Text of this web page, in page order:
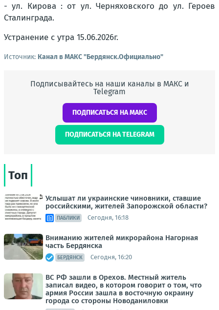
- ул. Кирова : от ул. Черняховского до ул. Героев
Сталинграда.
Устранение с утра 15.06.2026г.
Источник: Канал в МАКС "Бердянск.Официально"
Подписывайтесь на наши каналы в МАКС и
Telegram
ПОДПИСАТЬСЯ НА МАКС
ПОДПИСАТЬСЯ НА TELEGRAM
Топ
Услышат ли украинские чиновники, ставшие
российскими, жителей Запорожской области?
ПАБЛИКИ Сегодня, 16:18
Вниманию жителей микрорайона Нагорная
часть Бердянска
БЕРДЯНСК Сегодня, 16:20
ВС РФ зашли в Орехов. Местный житель
записал видео, в котором говорит о том, что
армия России зашла в восточную окраину
города со стороны Новоданиловки